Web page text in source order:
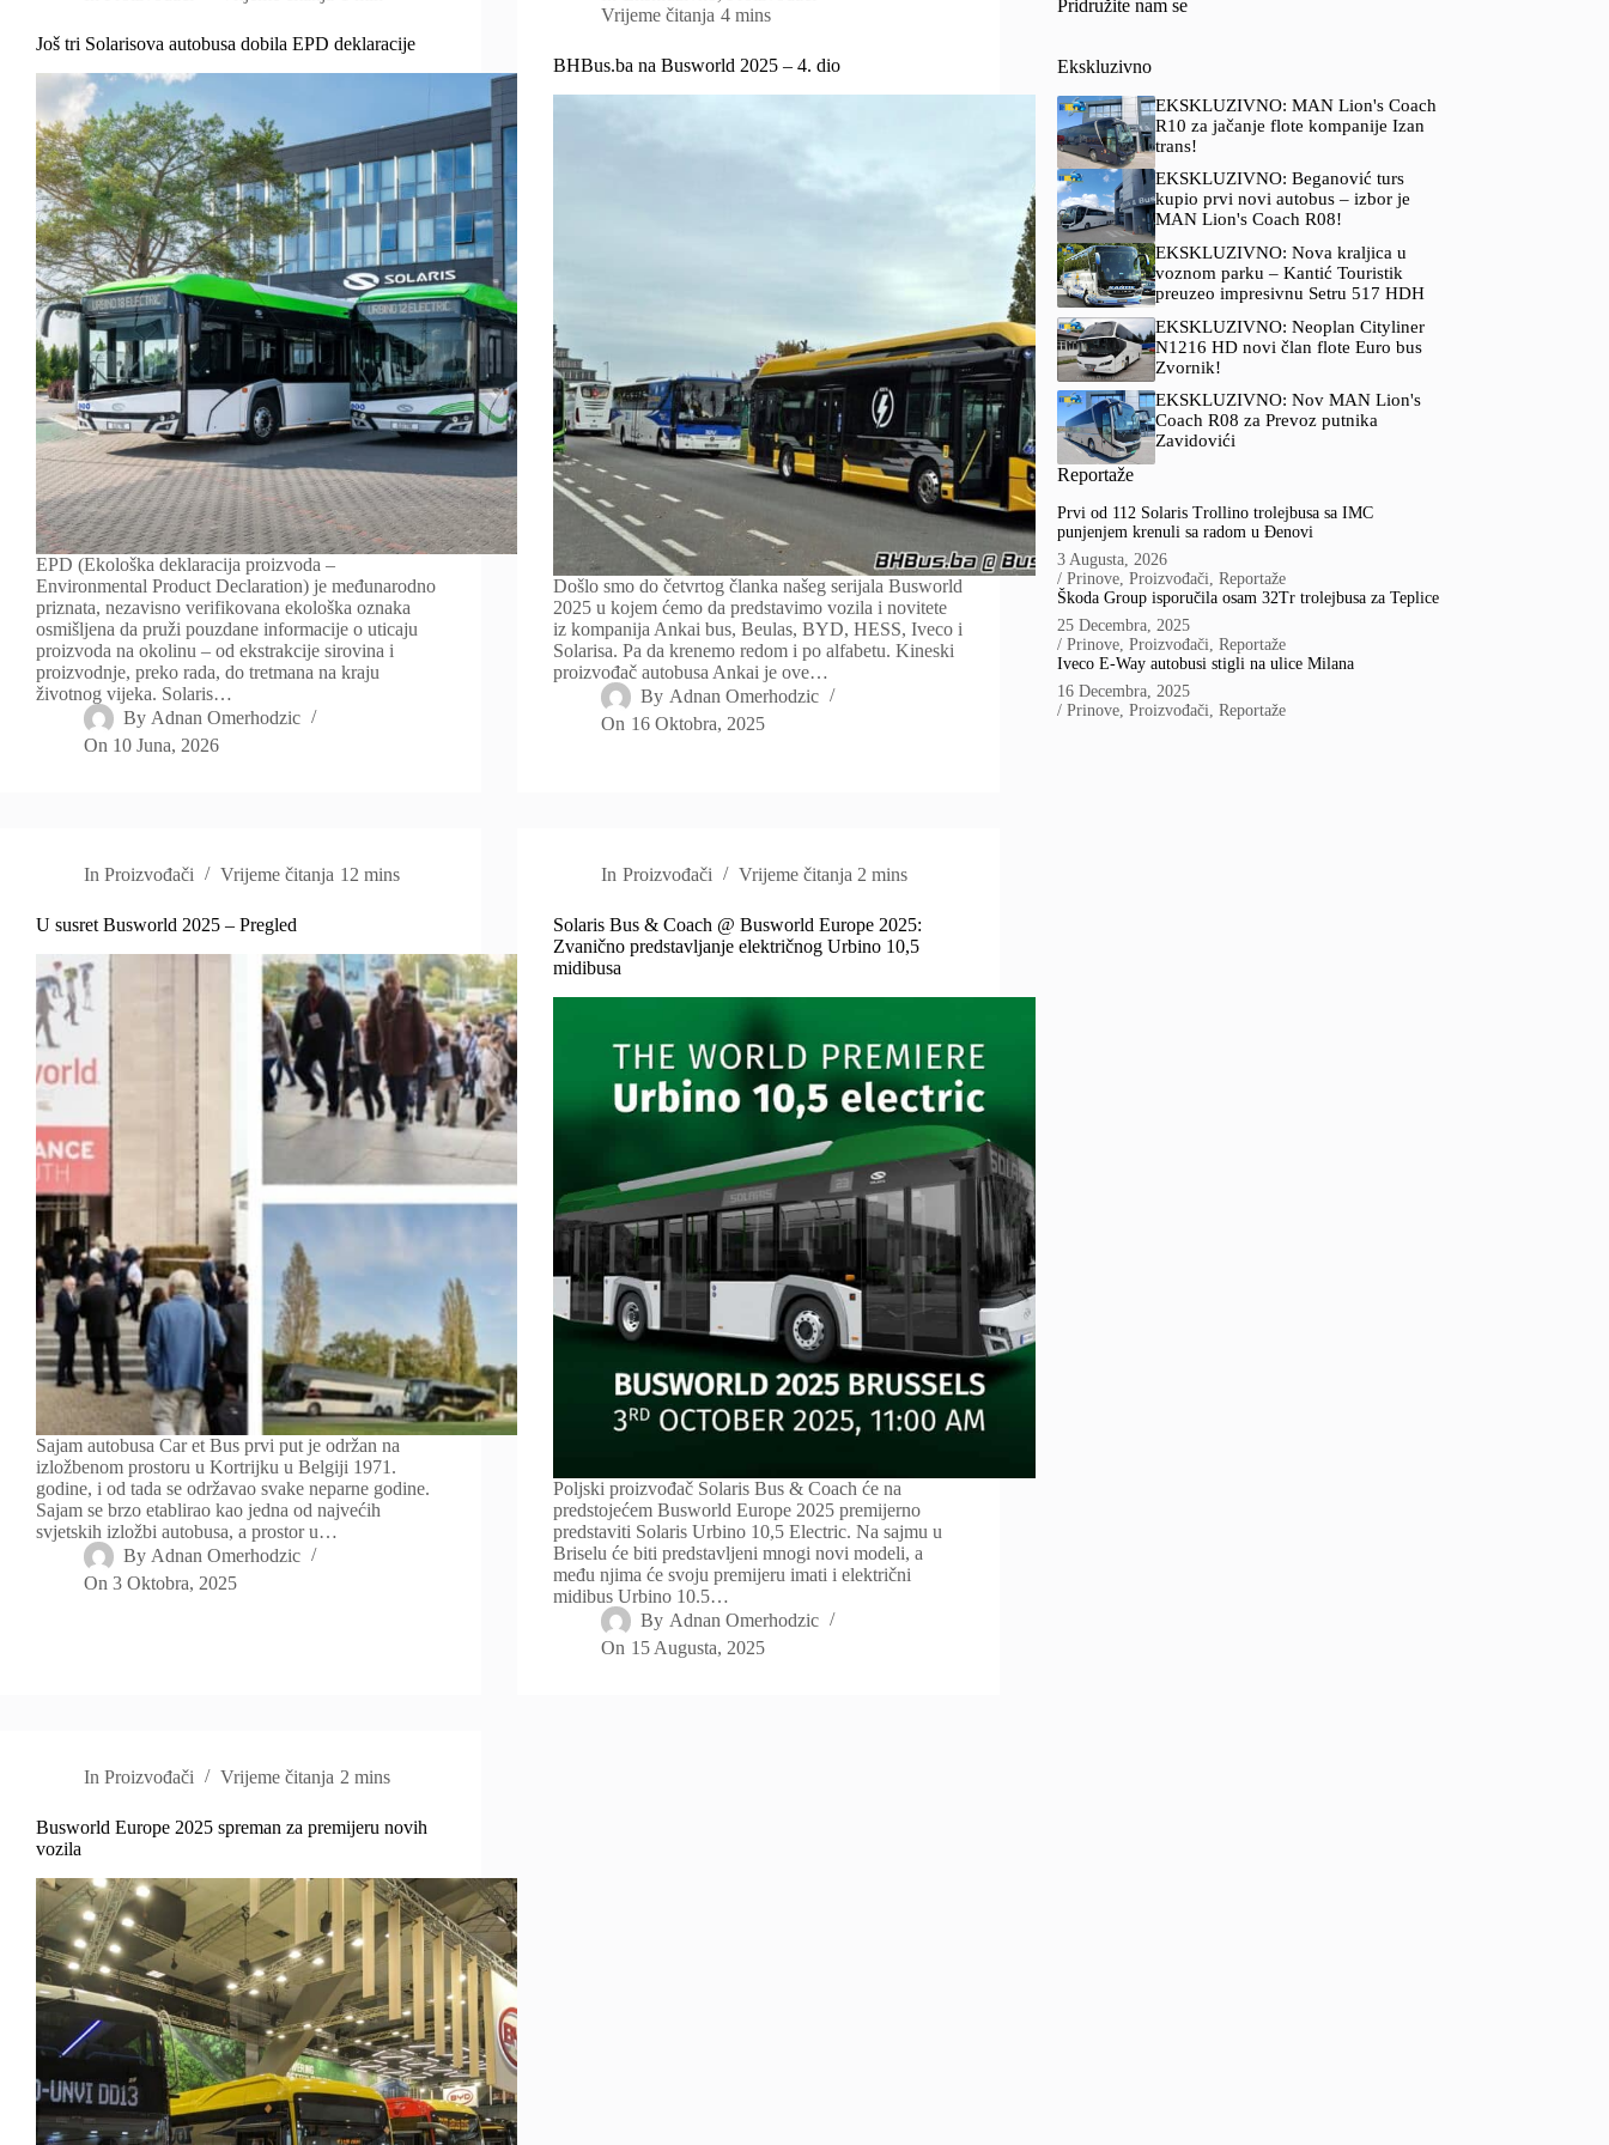
Još tri Solarisova autobusa dobila EPD deklaracije
EPD (Ekološka deklaracija proizvoda –
Environmental Product Declaration) je međunarodno
priznata, nezavisno verifikovana ekološka oznaka
osmišljena da pruži pouzdane informacije o uticaju
proizvoda na okolinu – od ekstrakcije sirovina i
proizvodnje, preko rada, do tretmana na kraju
životnog vijeka. Solaris…
By Adnan Omerhodzic
On 10 Juna, 2026
Vrijeme čitanja 4 mins
BHBus.ba na Busworld 2025 – 4. dio
Došlo smo do četvrtog članka našeg serijala Busworld
2025 u kojem ćemo da predstavimo vozila i novitete
iz kompanija Ankai bus, Beulas, BYD, HESS, Iveco i
Solarisa. Pa da krenemo redom i po alfabetu. Kineski
proizvođač autobusa Ankai je ove…
By Adnan Omerhodzic
On 16 Oktobra, 2025
In Proizvođači Vrijeme čitanja 12 mins
U susret Busworld 2025 – Pregled
Sajam autobusa Car et Bus prvi put je održan na
izložbenom prostoru u Kortrijku u Belgiji 1971.
godine, i od tada se održavao svake neparne godine.
Sajam se brzo etablirao kao jedna od najvećih
svjetskih izložbi autobusa, a prostor u…
By Adnan Omerhodzic
On 3 Oktobra, 2025
In Proizvođači Vrijeme čitanja 2 mins
Solaris Bus & Coach @ Busworld Europe 2025:
Zvanično predstavljanje električnog Urbino 10,5
midibusa
Poljski proizvođač Solaris Bus & Coach će na
predstojećem Busworld Europe 2025 premijerno
predstaviti Solaris Urbino 10,5 Electric. Na sajmu u
Briselu će biti predstavljeni mnogi novi modeli, a
među njima će svoju premijeru imati i električni
midibus Urbino 10.5…
By Adnan Omerhodzic
On 15 Augusta, 2025
In Proizvođači Vrijeme čitanja 2 mins
Busworld Europe 2025 spreman za premijeru novih
vozila
Pridružite nam se
Ekskluzivno
EKSKLUZIVNO: MAN Lion's Coach
R10 za jačanje flote kompanije Izan
trans!
EKSKLUZIVNO: Beganović turs
kupio prvi novi autobus – izbor je
MAN Lion's Coach R08!
EKSKLUZIVNO: Nova kraljica u
voznom parku – Kantić Touristik
preuzeo impresivnu Setru 517 HDH
EKSKLUZIVNO: Neoplan Cityliner
N1216 HD novi član flote Euro bus
Zvornik!
EKSKLUZIVNO: Nov MAN Lion's
Coach R08 za Prevoz putnika
Zavidovići
Reportaže
Prvi od 112 Solaris Trollino trolejbusa sa IMC
punjenjem krenuli sa radom u Đenovi
3 Augusta, 2026
/Prinove,Proizvođači,Reportaže
Škoda Group isporučila osam 32Tr trolejbusa za Teplice
25 Decembra, 2025
/Prinove,Proizvođači,Reportaže
Iveco E-Way autobusi stigli na ulice Milana
16 Decembra, 2025
/Prinove,Proizvođači,Reportaže